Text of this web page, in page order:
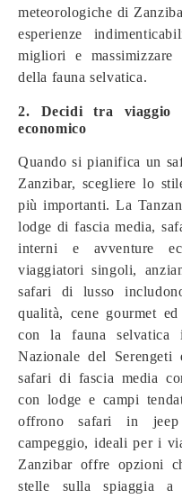
meteorologiche di
esperienze
migliori e
della fauna selvatica.
2. Decidi tra viaggio
economico
Quando si pianifica un
Zanzibar, scegliere lo
più importanti. La
lodge di fascia media,
interni e avventure
viaggiatori singoli,
safari di lusso
qualità, cene gourmet
con la fauna selvatica
Nazionale del
safari di fascia media
con lodge e campi
offrono safari in
campeggio, ideali per i
Zanzibar offre opzioni
stelle sulla spiaggia